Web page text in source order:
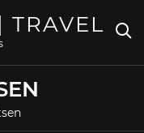
TRAVEL